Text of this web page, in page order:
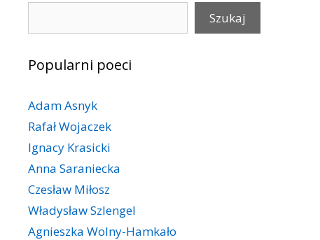
Szukaj
Popularni poeci
Adam Asnyk
Rafał Wojaczek
Ignacy Krasicki
Anna Saraniecka
Czesław Miłosz
Władysław Szlengel
Agnieszka Wolny-Hamkało